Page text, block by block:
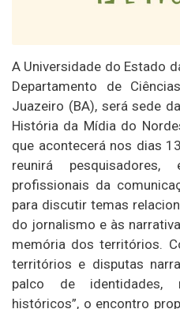
A Universidade do Estado
Departamento de
Juazeiro (BA), será sede
História da Mídia do
que acontecerá nos dias
reunirá
profissionais da
para discutir temas
do jornalismo e às
memória dos territórios.
territórios e disputas
palco de identidades,
históricos”, o encontro